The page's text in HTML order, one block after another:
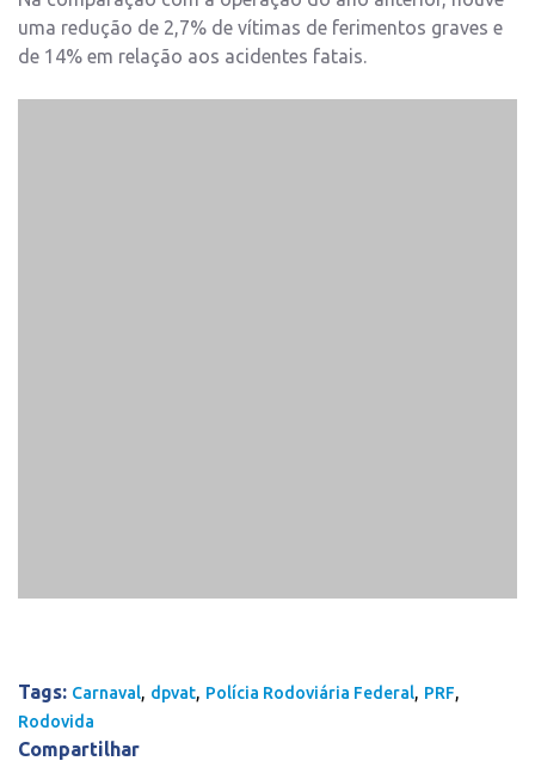
uma redução de 2,7% de vítimas de ferimentos graves e
de 14% em relação aos acidentes fatais.
Tags: Carnaval, dpvat, Polícia Rodoviária Federal, PRF,
Rodovida
Compartilhar